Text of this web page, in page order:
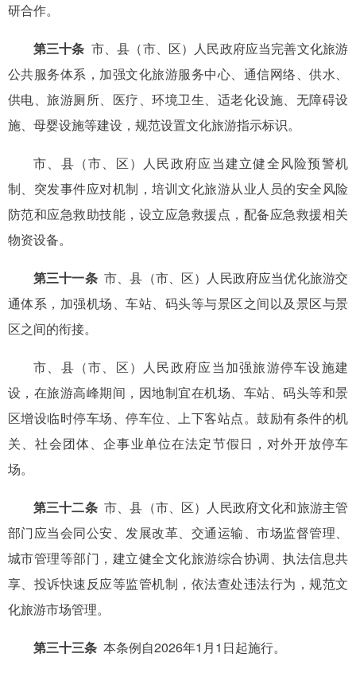
研合作。
第三十条 市、县（市、区）人民政府应当完善文化旅游
公共服务体系，加强文化旅游服务中心、通信网络、供水、
供电、旅游厕所、医疗、环境卫生、适老化设施、无障碍设
施、母婴设施等建设，规范设置文化旅游指示标识。
市、县（市、区）人民政府应当建立健全风险预警机
制、突发事件应对机制，培训文化旅游从业人员的安全风险
防范和应急救助技能，设立应急救援点，配备应急救援相关
物资设备。
第三十一条市、县（市、区）人民政府应当优化旅游交
通体系，加强机场、车站、码头等与景区之间以及景区与景
区之间的衔接。
市、县（市、区）人民政府应当加强旅游停车设施建
设，在旅游高峰期间，因地制宜在机场、车站、码头等和景
区增设临时停车场、停车位、上下客站点。鼓励有条件的机
关、社会团体、企事业单位在法定节假日，对外开放停车
场。
第三十二条市、县（市、区）人民政府文化和旅游主管
部门应当会同公安、发展改革、交通运输、市场监督管理、
城市管理等部门，建立健全文化旅游综合协调、执法信息共
享、投诉快速反应等监管机制，依法查处违法行为，规范文
化旅游市场管理。
第三十三条 本条例自2026年1月1日起施行。